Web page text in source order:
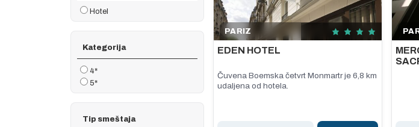
Hotel
Kategorija
4*
5*
Tip smeštaja
PARIZ
EDEN HOTEL
Čuvena Boemska četvrt Monmartr je 6,8 km
udaljena od hotela.